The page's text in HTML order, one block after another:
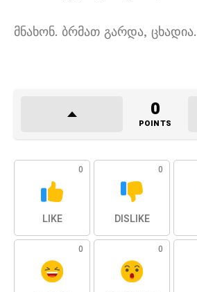
მნახონ. ბრმათ გარდა, ცხადია.
0
POINTS
0
LIKE
0
DISLIKE
0 0